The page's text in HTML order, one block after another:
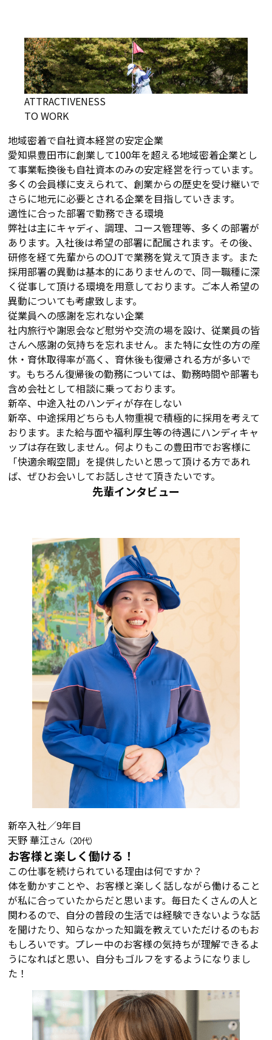
ATTRACTIVENESS
TO WORK
地域密着で自社資本経営の安定企業
愛知県豊田市に創業して100年を超える地域密着企業とし
て事業転換後も自社資本のみの安定経営を行っています。
多くの会員様に支えられて、創業からの歴史を受け継いで
さらに地元に必要とされる企業を目指していきます。
適性に合った部署で勤務できる環境
弊社は主にキャディ、調理、コース管理等、多くの部署が
あります。入社後は希望の部署に配属されます。その後、
研修を経て先輩からのOJTで業務を覚えて頂きます。また
採用部署の異動は基本的にありませんので、同一職種に深
く従事して頂ける環境を用意しております。ご本人希望の
異動についても考慮致します。
従業員への感謝を忘れない企業
社内旅行や謝恩会など慰労や交流の場を設け、従業員の皆
さんへ感謝の気持ちを忘れません。また特に女性の方の産
休・育休取得率が高く、育休後も復帰される方が多いで
す。もちろん復帰後の勤務については、勤務時間や部署も
含め会社として相談に乗っております。
新卒、中途入社のハンディが存在しない
新卒、中途採用どちらも人物重視で積極的に採用を考えて
おります。また給与面や福利厚生等の待遇にハンディキャ
ップは存在致しません。何よりもこの豊田市でお客様に
「快適余暇空間」を提供したいと思って頂ける方であれ
ば、ぜひお会いしてお話しさせて頂きたいです。
先輩インタビュー
新卒入社／9年目
天野 華江さん（20代）
お客様と楽しく働ける！
この仕事を続けられている理由は何ですか？
体を動かすことや、お客様と楽しく話しながら働けること
が私に合っていたからだと思います。毎日たくさんの人と
関わるので、自分の普段の生活では経験できないような話
を聞けたり、知らなかった知識を教えていただけるのもお
もしろいです。プレー中のお客様の気持ちが理解できるよ
うになればと思い、自分もゴルフをするようになりまし
た！